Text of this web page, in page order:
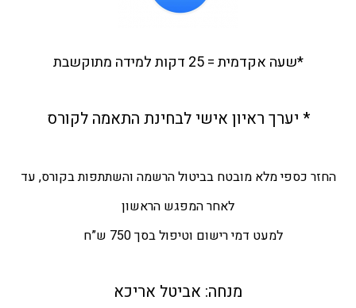
*שעה אקדמית = 25 דקות למידה מתוקשבת
* יערך ראיון אישי לבחינת התאמה לקורס
החזר כספי מלא מובטח בביטול הרשמה והשתתפות בקורס, עד
לאחר המפגש הראשון
למעט דמי רישום וטיפול בסך 750 ש”ח
מנחה: אביטל אריכא